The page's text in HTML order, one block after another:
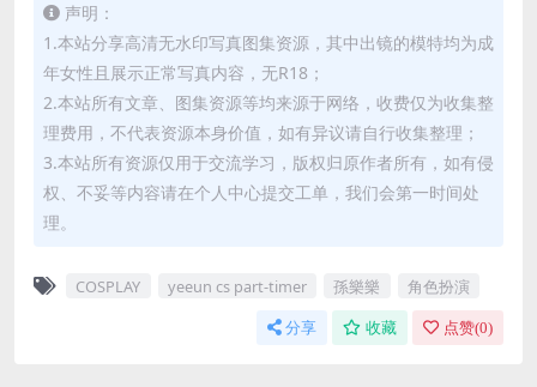
声明：
1.本站分享高清无水印写真图集资源，其中出镜的模特均为成
年女性且展示正常写真内容，无R18；
2.本站所有文章、图集资源等均来源于网络，收费仅为收集整
理费用，不代表资源本身价值，如有异议请自行收集整理；
3.本站所有资源仅用于交流学习，版权归原作者所有，如有侵
权、不妥等内容请在个人中心提交工单，我们会第一时间处
理。
COSPLAY yeeun cs part-timer 孫樂樂 角色扮演
分享 收藏 点赞(0)